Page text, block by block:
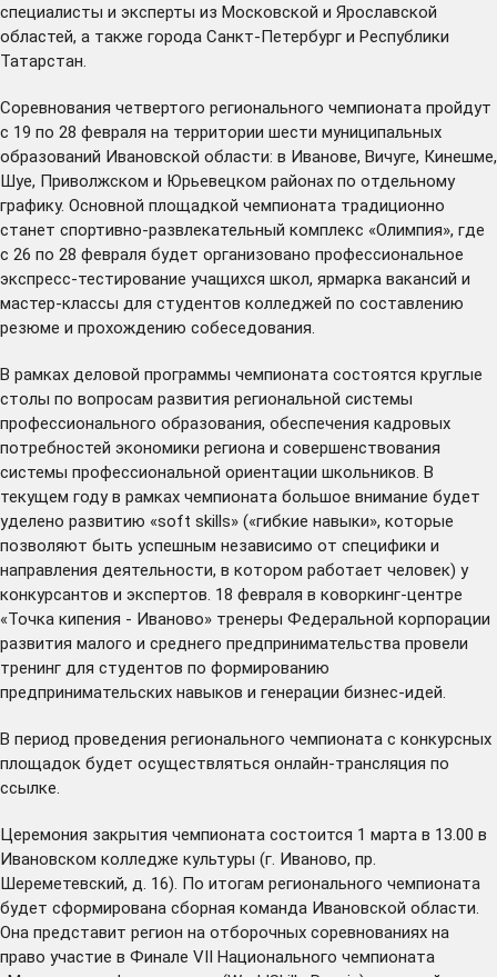
специалисты и эксперты из Московской и Ярославской
областей, а также города Санкт-Петербург и Республики
Татарстан.
Соревнования четвертого регионального чемпионата пройдут
с 19 по 28 февраля на территории шести муниципальных
образований Ивановской области: в Иванове, Вичуге, Кинешме,
Шуе, Приволжском и Юрьевецком районах по отдельному
графику. Основной площадкой чемпионата традиционно
станет спортивно-развлекательный комплекс «Олимпия», где
с 26 по 28 февраля будет организовано профессиональное
экспресс-тестирование учащихся школ, ярмарка вакансий и
мастер-классы для студентов колледжей по составлению
резюме и прохождению собеседования.
В рамках деловой программы чемпионата состоятся круглые
столы по вопросам развития региональной системы
профессионального образования, обеспечения кадровых
потребностей экономики региона и совершенствования
системы профессиональной ориентации школьников. В
текущем году в рамках чемпионата большое внимание будет
уделено развитию «soft skills» («гибкие навыки», которые
позволяют быть успешным независимо от специфики и
направления деятельности, в котором работает человек) у
конкурсантов и экспертов. 18 февраля в коворкинг-центре
«Точка кипения - Иваново» тренеры Федеральной корпорации
развития малого и среднего предпринимательства провели
тренинг для студентов по формированию
предпринимательских навыков и генерации бизнес-идей.
В период проведения регионального чемпионата с конкурсных
площадок будет осуществляться онлайн-трансляция по
ссылке
Церемония закрытия чемпионата состоится 1 марта в 13.00 в
Ивановском колледже культуры (г. Иваново, пр.
Шереметевский, д. 16). По итогам регионального чемпионата
будет сформирована сборная команда Ивановской области.
Она представит регион на отборочных соревнованиях на
право участие в Финале VII Национального чемпионата